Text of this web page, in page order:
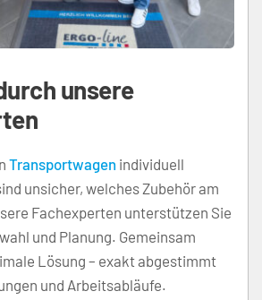
unsere
Transportwagen individuell
unsicher, welches Zubehör am
Fachexperten unterstützen Sie
und Planung. Gemeinsam
Lösung – exakt abgestimmt
und Arbeitsabläufe.